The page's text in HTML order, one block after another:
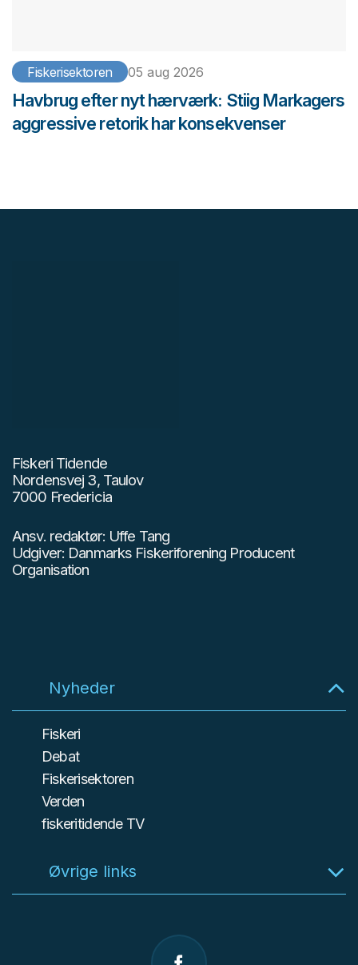
Fiskerisektoren 05 aug 2026
Havbrug efter nyt hærværk: Stiig Markagers
aggressive retorik har konsekvenser
Fiskeri Tidende
Nordensvej 3, Taulov
7000 Fredericia
Ansv. redaktør: Uffe Tang
Udgiver: Danmarks Fiskeriforening Producent
Organisation
Nyheder
Fiskeri
Debat
Fiskerisektoren
Verden
fiskeritidende TV
Øvrige links